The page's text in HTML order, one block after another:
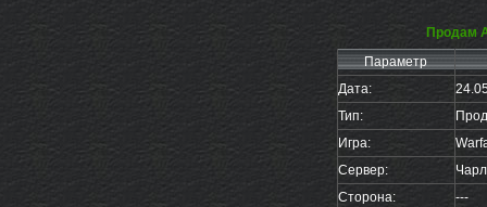
Продам
Параметр
Дата:
Тип:
Игра:
Сервер:
Сторона:
---